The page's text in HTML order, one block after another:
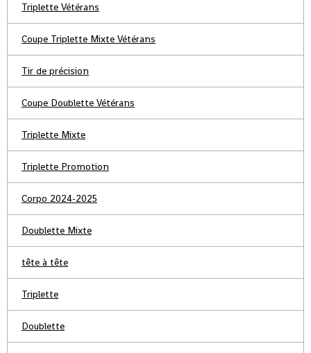
Triplette Vétérans
Coupe Triplette Mixte Vétérans
Tir de précision
Coupe Doublette Vétérans
Triplette Mixte
Triplette Promotion
Corpo 2024-2025
Doublette Mixte
tête à tête
Triplette
Doublette